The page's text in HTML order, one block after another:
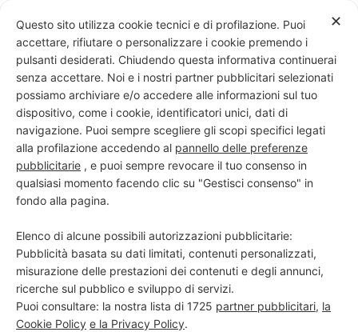
content
PROGETTO NERO SU BIANCO
Scuola di scrittura e creatività
✕
Questo sito utilizza cookie tecnici e di profilazione. Puoi
accettare, rifiutare o personalizzare i cookie premendo i
pulsanti desiderati. Chiudendo questa informativa continuerai
senza accettare. Noi e i nostri partner pubblicitari selezionati
possiamo archiviare e/o accedere alle informazioni sul tuo
dispositivo, come i cookie, identificatori unici, dati di
navigazione. Puoi sempre scegliere gli scopi specifici legati
alla profilazione accedendo al pannello delle preferenze
pubblicitarie , e puoi sempre revocare il tuo consenso in
qualsiasi momento facendo clic su "Gestisci consenso" in
fondo alla pagina.
Elenco di alcune possibili autorizzazioni pubblicitarie:
Pubblicità basata su dati limitati, contenuti personalizzati,
misurazione delle prestazioni dei contenuti e degli annunci,
ricerche sul pubblico e sviluppo di servizi.
Puoi consultare: la nostra lista di 1725 partner pubblicitari, la
Cookie Policy e la Privacy Policy.